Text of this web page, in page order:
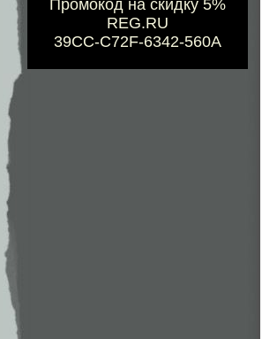
Промокод на скидку 5%
REG.RU
39CC-C72F-6342-560A